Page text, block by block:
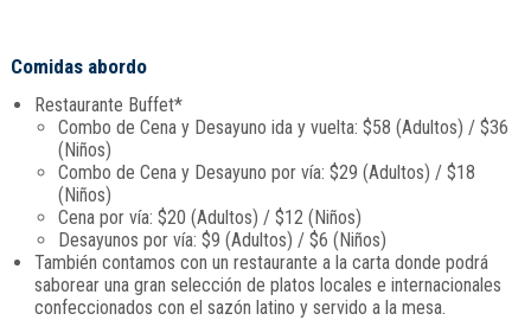
Comidas abordo
Restaurante Buffet*
Combo de Cena y Desayuno ida y vuelta: $58 (Adultos) / $36
(Niños)
Combo de Cena y Desayuno por vía: $29 (Adultos) / $18
(Niños)
Cena por vía: $20 (Adultos) / $12 (Niños)
Desayunos por vía: $9 (Adultos) / $6 (Niños)
También contamos con un restaurante a la carta donde podrá
saborear una gran selección de platos locales e internacionales
confeccionados con el sazón latino y servido a la mesa.